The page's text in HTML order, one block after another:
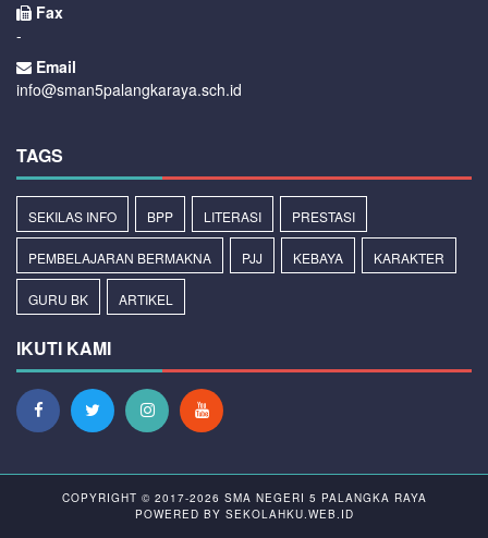
Fax
-
Email
info@sman5palangkaraya.sch.id
TAGS
SEKILAS INFO BPP LITERASI PRESTASI
PEMBELAJARAN BERMAKNA PJJ KEBAYA KARAKTER
GURU BK ARTIKEL
IKUTI KAMI
COPYRIGHT © 2017-2026 SMA NEGERI 5 PALANGKA RAYA
POWERED BY SEKOLAHKU.WEB.ID